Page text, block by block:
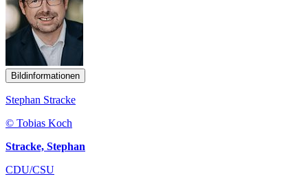
Bildinformationen
Stephan Stracke
© Tobias Koch
Stracke, Stephan
CDU/CSU